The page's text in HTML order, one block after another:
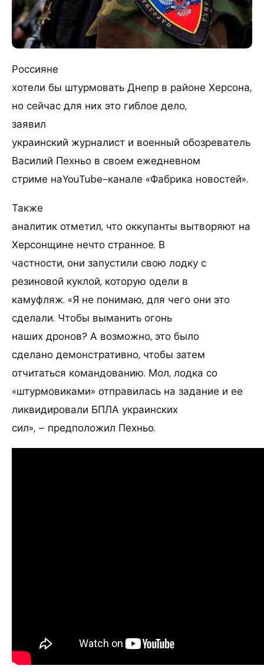
Россияне
хотели бы штурмовать Днепр в районе Херсона,
но сейчас для них это гиблое дело,
заявил
украинский журналист и военный обозреватель
Василий Пехньо в своем ежедневном
стриме наYouTube-канале «Фабрика новостей».
Также
аналитик отметил, что оккупанты вытворяют на
Херсонщине нечто странное. В
частности, они запустили свою лодку с
резиновой куклой, которую одели в
камуфляж. «Я не понимаю, для чего они это
сделали. Чтобы выманить огонь
наших дронов? А возможно, это было
сделано демонстративно, чтобы затем
отчитаться командованию. Мол, лодка со
«штурмовиками» отправилась на задание и ее
ликвидировали БПЛА украинских
сил», – предположил Пехньо.